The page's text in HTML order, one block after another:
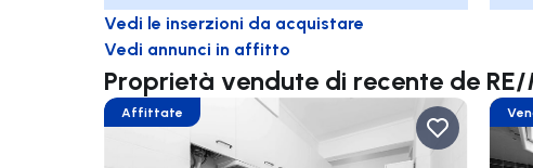
Vedi le inserzioni da acquistare
Vedi annunci in affitto
Proprietà vendute di recente de
Affittate